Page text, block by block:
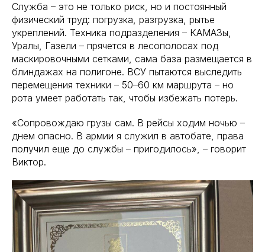
Служба – это не только риск, но и постоянный
физический труд: погрузка, разгрузка, рытье
укреплений. Техника подразделения – КАМАЗы,
Уралы, Газели – прячется в лесополосах под
маскировочными сетками, сама база размещается в
блиндажах на полигоне. ВСУ пытаются выследить
перемещения техники – 50–60 км маршрута – но
рота умеет работать так, чтобы избежать потерь.
«Сопровождаю грузы сам. В рейсы ходим ночью –
днем опасно. В армии я служил в автобате, права
получил еще до службы – пригодилось», – говорит
Виктор.